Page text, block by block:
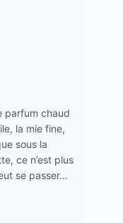
parfum chaud
la mie fine,
sous la
ce n’est plus
se passer...